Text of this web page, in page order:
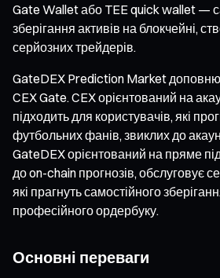
Gate Wallet або TEE quick wallet —
зберігання активів на блокчейні,
серйозних трейдерів.
GateDEX Prediction Market
CEX Gate. CEX орієнтований на
підходить для користувачів, які
футбольних фанів, звиклих до
GateDEX орієнтований на пряме
до on-chain прогнозів, обслуговує
які прагнуть самостійного
професійного ордербуку.
Основні переваги